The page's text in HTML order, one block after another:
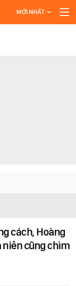
MỚI NHẤT
cách, Hoàng
cũng chìm